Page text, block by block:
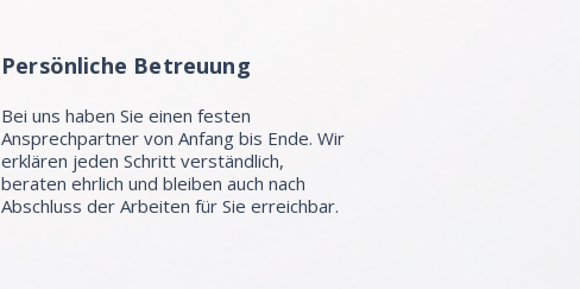
Persönliche Betreuung
Bei uns haben Sie einen festen
Ansprechpartner von Anfang bis Ende. Wir
erklären jeden Schritt verständlich,
beraten ehrlich und bleiben auch nach
Abschluss der Arbeiten für Sie erreichbar.